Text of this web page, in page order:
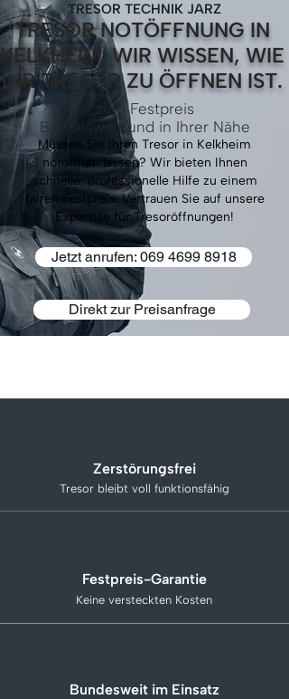
TRESOR NOTÖFFNUNG IN
KELKHEIM: WIR WISSEN, WIE
IHR TRESOR ZU ÖFFNEN IST.
zum Festpreis
Bundesweit und in Ihrer Nähe
Müssen Sie Ihren Tresor in Kelkheim
notöffnen lassen? Wir bieten Ihnen
schnelle, professionelle Hilfe zu einem
fairen Festpreis. Vertrauen Sie auf unsere
Expertise für Tresoröffnungen!
Jetzt anrufen: 069 4699 8918
TRESOR TECHNIK JARZ
Direkt zur Preisanfrage
Zerstörungsfrei
Tresor bleibt voll funktionsfähig
Festpreis-Garantie
Keine versteckten Kosten
Bundesweit im Einsatz